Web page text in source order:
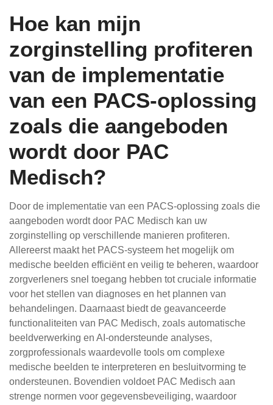
Hoe kan mijn
zorginstelling profiteren
van de implementatie
van een PACS-oplossing
zoals die aangeboden
wordt door PAC
Medisch?
Door de implementatie van een PACS-oplossing zoals die
aangeboden wordt door PAC Medisch kan uw
zorginstelling op verschillende manieren profiteren.
Allereerst maakt het PACS-systeem het mogelijk om
medische beelden efficiënt en veilig te beheren, waardoor
zorgverleners snel toegang hebben tot cruciale informatie
voor het stellen van diagnoses en het plannen van
behandelingen. Daarnaast biedt de geavanceerde
functionaliteiten van PAC Medisch, zoals automatische
beeldverwerking en AI-ondersteunde analyses,
zorgprofessionals waardevolle tools om complexe
medische beelden te interpreteren en besluitvorming te
ondersteunen. Bovendien voldoet PAC Medisch aan
strenge normen voor gegevensbeveiliging, waardoor